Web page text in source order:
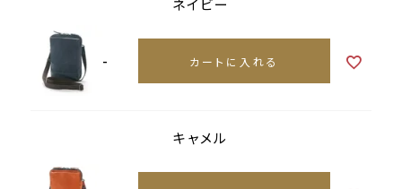
ネイビー
- カートに入れる
キャメル